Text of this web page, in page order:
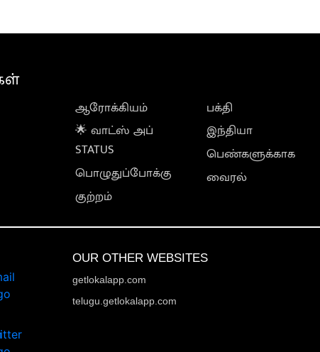
ஆரோக்கியம்
🌟 வாட்ஸ் அப்
STATUS
பொழுதுப்போக்கு
குற்றம்
பக்தி
இந்தியா
பெண்களுக்காக
வைரல்
OUR OTHER WEBSITES
getlokalapp.com
telugu.getlokalapp.com